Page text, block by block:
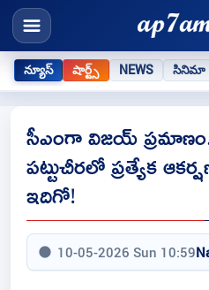
న్యూస్ షార్ట్స్ NEWS సినిమా
సీఎంగా విజయ్
పట్టుచీరలో ప్రత్యేక
ఇదిగో!
10-05-2026 Sun 10:59